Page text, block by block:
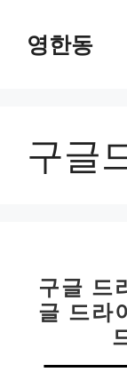
영한동
구글
구글 드
글 드라